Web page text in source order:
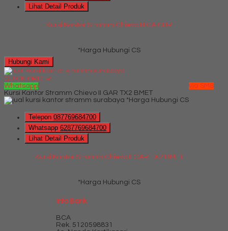
Lihat Detail Produk
Kursi Kantor Stramm Chievo III CA CHR
*Harga Hubungi CS
Hubungi Kami
QUICK ORDER
Whatsapp
via SMS
Kursi Kantor Stramm Chievo II GAR TX2 BMET
*Harga Hubungi CS
Telepon 087769684700
Whatsapp 6287769684700
Lihat Detail Produk
Kursi Kantor Stramm Chievo II GAR TX2 BMET
*Harga Hubungi CS
Info Bank
BCA
Rek. 5120598831